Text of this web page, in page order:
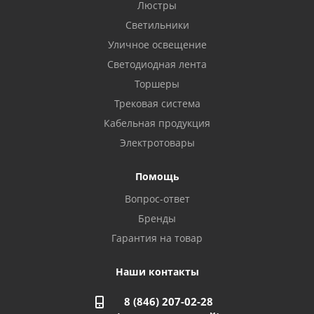
Бузулук, ул. Октябрьская, 24
Балаково, ул. Комарова, 55
Октябрьский, ул. Свердлова, 28
Азнакаево, ул. Булгар, 2. ТЦ "Акчарлак"
Стерлитамак, ул. Вокзальная, 13
Магнитогорск, ул. Труда, 14
Люстры
Светильники
Уличное освещение
Светодиодная лента
Торшеры
Трековая система
Кабельная продукция
Электротовары
Помощь
Вопрос-ответ
Бренды
Гарантия на товар
Наши контакты
8 (846) 207-02-28